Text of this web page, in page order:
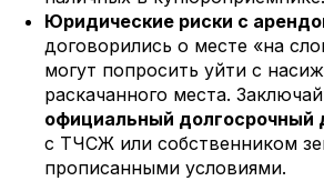
Юридические риски с
договорились о месте «на
могут попросить уйти с
раскачанного места.
официальный долгосрочный
с ТЧСЖ или собственником
прописанными условиями.